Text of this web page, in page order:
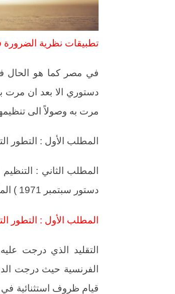
تطبيقات نظرية
في مصر كما هو الحال
دستوري الا بعد ان مرت
مرت به وصولاً الى
المطلب الأول : التطور
المطلب الثاني :
دستور سبتمبر 1971 ) المادة ( 74 ) .
المطلب الأول : التطور
التقليد الذي درجت
الفرنسية حيث درجت
قيام ظروف استثنائية في